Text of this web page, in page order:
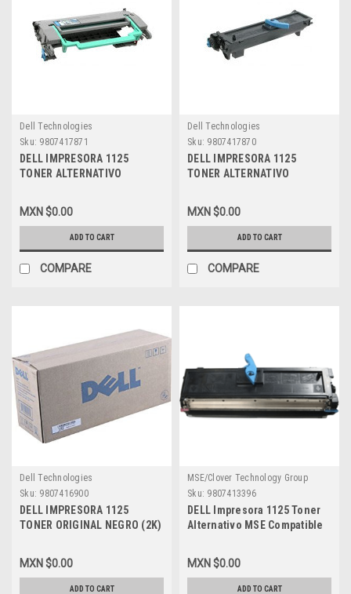
Dell Technologies
Sku: 9807417871
DELL IMPRESORA 1125
TONER ALTERNATIVO
(20 K PGS) DELL 310-9320
MY323 TU031 DPCD1125DR
MXN $0.00
ADD TO CART
COMPARE
Dell Technologies
Sku: 9807417870
DELL IMPRESORA 1125
TONER ALTERNATIVO
(2 K PGS) DELL 310-9319
TX300 310-9318 UW919
MXN $0.00
ADD TO CART
COMPARE
Dell Technologies
Sku: 9807416900
DELL IMPRESORA 1125
TONER ORIGINAL NEGRO (2K)
TX300 , XP407 , A3274553,
310-9319
MXN $0.00
ADD TO CART
MSE/Clover Technology Group
Sku: 9807413396
DELL Impresora 1125 Toner
Alternativo MSE Compatible
Capacidad DELL 310-9319,
TX300, 310-9319, UW919,
XP407, DPCD1125
MXN $0.00
ADD TO CART